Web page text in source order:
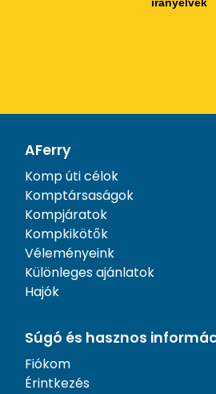
AFerry
Komp úti célok
Komptársaságok
Kompjáratok
Kompkikötők
Véleményeink
Különleges ajánlatok
Hajók
Súgó és hasznos
Fiókom
Érintkezés